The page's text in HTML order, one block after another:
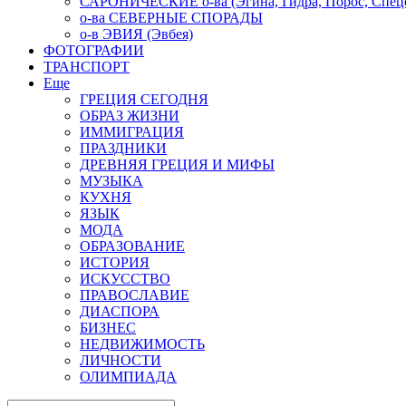
о-ва СЕВЕРНЫЕ СПОРАДЫ
о-в ЭВИЯ (Эвбея)
ФОТОГРАФИИ
ТРАНСПОРТ
Еще
ГРЕЦИЯ СЕГОДНЯ
ОБРАЗ ЖИЗНИ
ИММИГРАЦИЯ
ПРАЗДНИКИ
ДРЕВНЯЯ ГРЕЦИЯ И МИФЫ
МУЗЫКА
КУХНЯ
ЯЗЫК
МОДА
ОБРАЗОВАНИЕ
ИСТОРИЯ
ИСКУССТВО
ПРАВОСЛАВИЕ
ДИАСПОРА
БИЗНЕС
НЕДВИЖИМОСТЬ
ЛИЧНОСТИ
ОЛИМПИАДА